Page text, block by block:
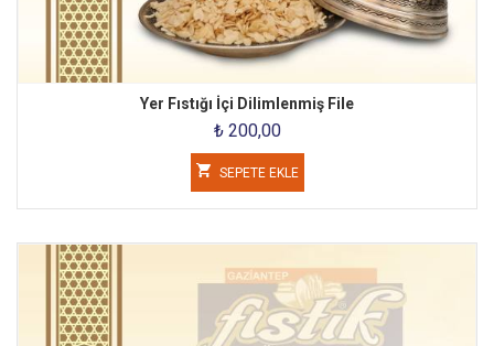
Yer Fıstığı İçi Dilimlenmiş File
₺ 200,00
SEPETE EKLE